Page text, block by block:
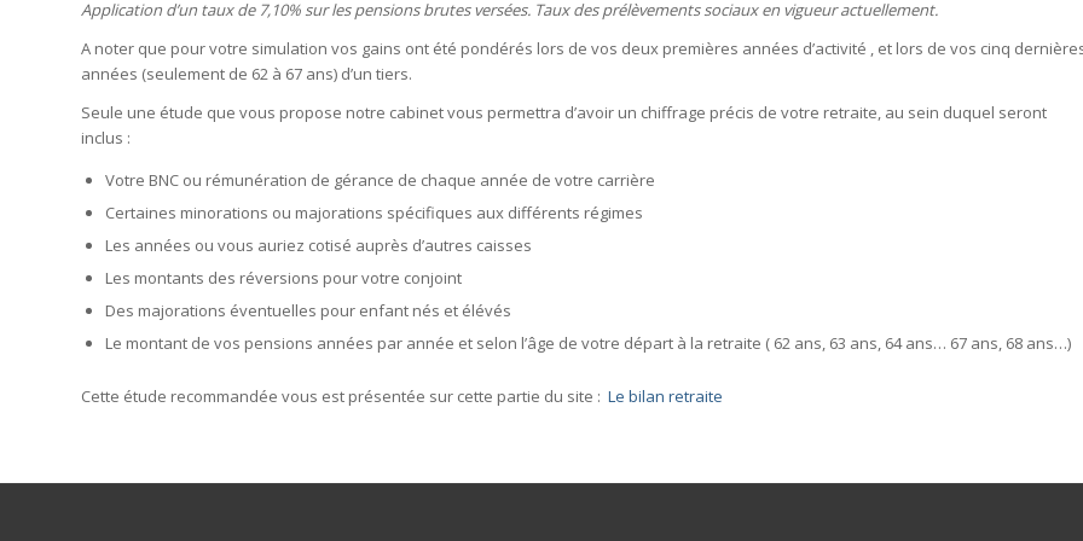
Application d’un taux de 7,10% sur les pensions brutes versées. Taux des prélèvements sociaux en vigueur actuellement.
A noter que pour votre simulation vos gains ont été pondérés lors de vos deux premières années d’activité , et lors de vos cinq
années (seulement de 62 à 67 ans) d’un tiers.
Seule une étude que vous propose notre cabinet vous permettra d’avoir un chiffrage précis de votre retraite, au sein duquel seront
inclus :
Votre BNC ou rémunération de gérance de chaque année de votre carrière
Certaines minorations ou majorations spécifiques aux différents régimes
Les années ou vous auriez cotisé auprès d’autres caisses
Les montants des réversions pour votre conjoint
Des majorations éventuelles pour enfant nés et élévés
Le montant de vos pensions années par année et selon l’âge de votre départ à la retraite ( 62 ans, 63 ans, 64 ans… 67 ans, 68 ans…)
Cette étude recommandée vous est présentée sur cette partie du site : Le bilan retraite